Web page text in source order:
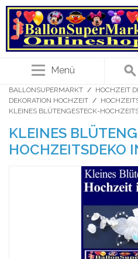
Menü
BALLONSUPERMARKT / HOCHZEIT
DEKORATION HOCHZEIT /
KLEINES BLÜTENGESTECK-
KLEINES
HOCHZEITSDEKO